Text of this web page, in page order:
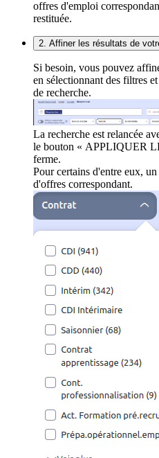
offres d'emploi
restituée.
2. Affiner les résultats de
Si besoin, vous pouvez
en sélectionnant des filtres
de recherche.
La recherche est relancée
le bouton « APPLIQUER
ferme.
Pour certains d'entre eux,
d'offres correspondant.